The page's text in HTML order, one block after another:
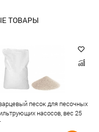
ТОВАРЫ
песок для песочных
насосов, вес 25